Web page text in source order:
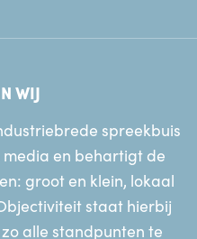
WIJ
spreekbuis
en behartigt de
groot en klein, lokaal
staat hierbij
alle standpunten te